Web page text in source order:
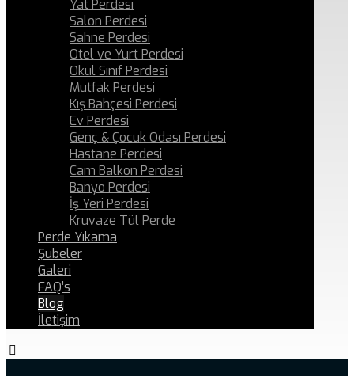
Yat Perdesi
Salon Perdesi
Sahne Perdesi
Otel ve Yurt Perdesi
Okul Sınıf Perdesi
Mutfak Perdesi
Kış Bahçesi Perdesi
Ev Perdesi
Genç & Çocuk Odası Perdesi
Hastane Perdesi
Cam Balkon Perdesi
Banyo Perdesi
İş Yeri Perdesi
Kruvaze Tül Perde
Perde Yıkama
Şubeler
Galeri
FAQ’s
Blog
İletişim